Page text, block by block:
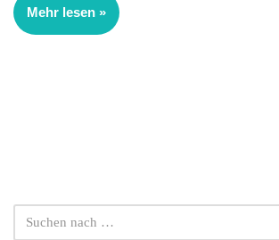
Mehr lesen »